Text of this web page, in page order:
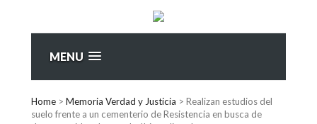
MENU
Home > Memoria Verdad y Justicia > Realizan estudios del
suelo frente a un cementerio de Resistencia en busca de